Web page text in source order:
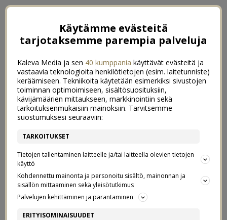
HELMIKUUSSA
16 KUVAA & 32 TAPAHTUMAA
Käytämme evästeitä
tarjotaksemme parempia palveluja
Kaleva Media ja sen 40 kumppania käyttävät evästeitä ja
vastaavia teknologioita henkilötietojen (esim. laitetunniste)
keräämiseen. Tekniikoita käytetään esimerkiksi sivustojen
toiminnan optimoimiseen, sisältösuosituksiin,
kävijämäärien mittaukseen, markkinointiin sekä
tarkoituksenmukaisiin mainoksiin. Tarvitsemme
suostumuksesi seuraaviin:
TARKOITUKSET
Tietojen tallentaminen laitteelle ja/tai laitteella olevien tietojen
käyttö
Kohdennettu mainonta ja personoitu sisältö, mainonnan ja
sisällön mittaaminen sekä yleisötutkimus
Palvelujen kehittäminen ja parantaminen
ERITYISOMINAISUUDET